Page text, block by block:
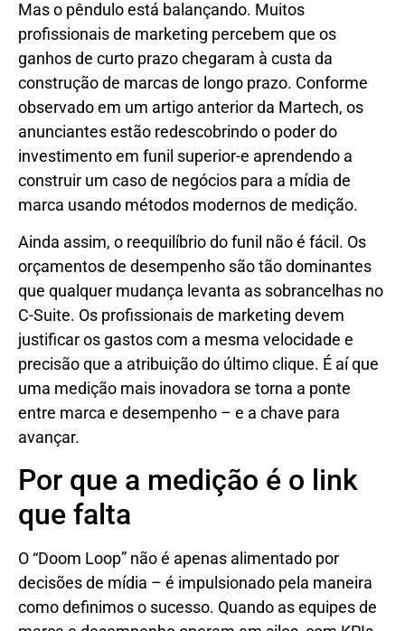
Mas o pêndulo está balançando. Muitos
profissionais de marketing percebem que os
ganhos de curto prazo chegaram à custa da
construção de marcas de longo prazo. Conforme
observado em um artigo anterior da Martech, os
anunciantes estão redescobrindo o poder do
investimento em funil superior-e aprendendo a
construir um caso de negócios para a mídia de
marca usando métodos modernos de medição.
Ainda assim, o reequilíbrio do funil não é fácil. Os
orçamentos de desempenho são tão dominantes
que qualquer mudança levanta as sobrancelhas no
C-Suite. Os profissionais de marketing devem
justificar os gastos com a mesma velocidade e
precisão que a atribuição do último clique. É aí que
uma medição mais inovadora se torna a ponte
entre marca e desempenho – e a chave para
avançar.
Por que a medição é o link
que falta
O “Doom Loop” não é apenas alimentado por
decisões de mídia – é impulsionado pela maneira
como definimos o sucesso. Quando as equipes de